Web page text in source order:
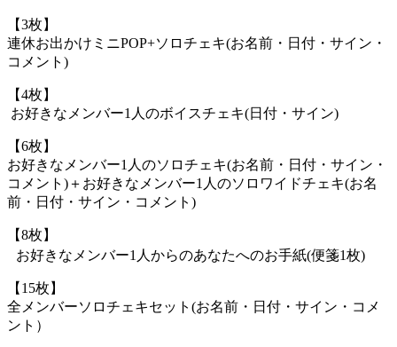
【3枚】
連休お出かけミニPOP+ソロチェキ(お名前・日付・サイン・
コメント)
【4枚】
お好きなメンバー1人のボイスチェキ(日付・サイン)
【6枚】
お好きなメンバー1人のソロチェキ(お名前・日付・サイン・
コメント)＋お好きなメンバー1人のソロワイドチェキ(お名
前・日付・サイン・コメント)
【8枚】
お好きなメンバー1人からのあなたへのお手紙(便箋1枚)
【15枚】
全メンバーソロチェキセット(お名前・日付・サイン・コメ
ント）